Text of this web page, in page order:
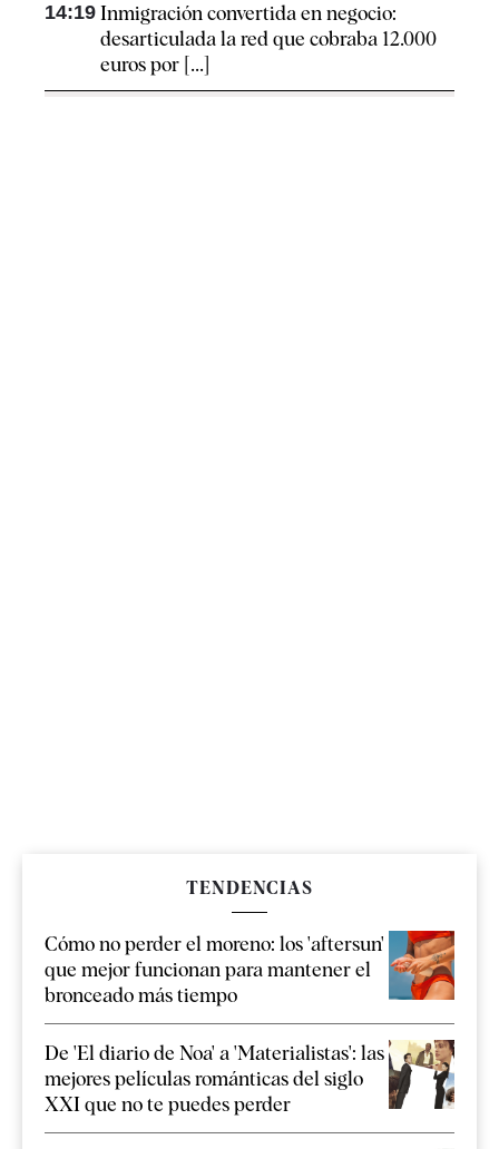
14:19 Inmigración convertida en negocio:
desarticulada la red que cobraba 12.000
euros por [...]
TENDENCIAS
Cómo no perder el moreno: los 'aftersun'
que mejor funcionan para mantener el
bronceado más tiempo
De 'El diario de Noa' a 'Materialistas': las
mejores películas románticas del siglo
XXI que no te puedes perder